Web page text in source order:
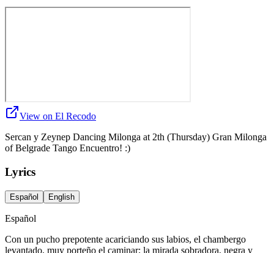
View on El Recodo
Sercan y Zeynep Dancing Milonga at 2th (Thursday) Gran Milonga
of Belgrade Tango Encuentro! :)
Lyrics
Español English
Español
Con un pucho prepotente acariciando sus labios, el chambergo
levantado, muy porteño el caminar; la mirada sobradora, negra y